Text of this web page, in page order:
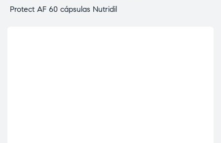
Protect AF 60 cápsulas Nutridil